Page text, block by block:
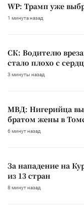
WP: Трамп уже
1 минута назад
СК: Водителю
стало плохо с
3 минуты назад
МВД: Нигерийца
братом жены в
6 минут назад
За нападение на
из 13 стран
8 минут назад